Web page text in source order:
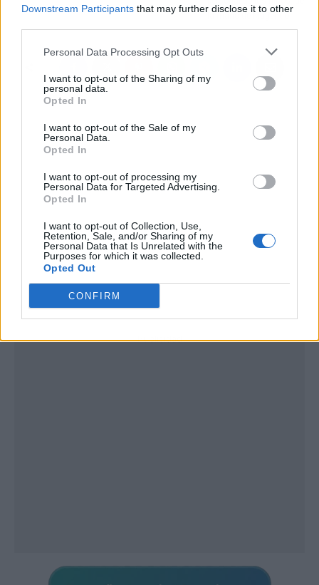
Downstream Participants that may further disclose it to other
Personal Data Processing Opt Outs
I want to opt-out of the Sharing of my
personal data.
Opted In
I want to opt-out of the Sale of my
Personal Data.
Opted In
I want to opt-out of processing my
Personal Data for Targeted Advertising.
Opted In
I want to opt-out of Collection, Use,
Retention, Sale, and/or Sharing of my
Personal Data that Is Unrelated with the
Purposes for which it was collected.
Opted Out
CONFIRM
la mano de Mugendo
Publicidad